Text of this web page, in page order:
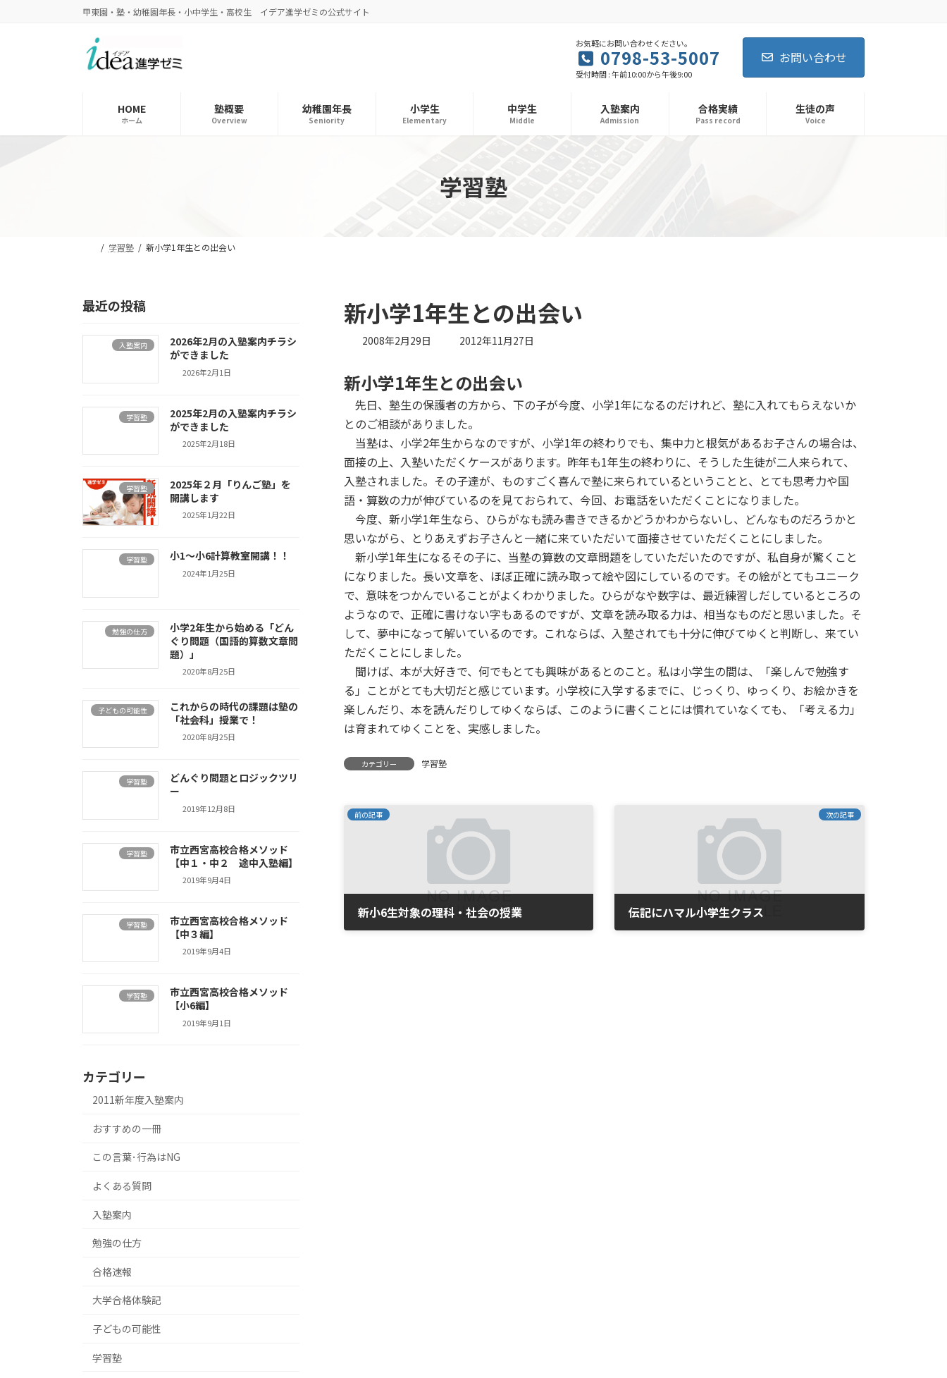
甲東園・塾・幼稚園年長・小中学生・高校生 イデア進学ゼミの公式サイト
お気軽にお問い合わせください。
0798-53-5007
受付時間 : 午前10:00から午後9:00
お問い合わせ
HOME
ホーム
塾概要
Overview
幼稚園年長
Seniority
小学生
Elementary
中学生
Middle
入塾案内
Admission
合格実績
Pass record
生徒の声
Voice
学習塾
学習塾 新小学1年生との出会い
新小学1年生との出会い
2008年2月29日
最
新
日
時
:
2012年11月27日
新小学1年生との出会い
先日、塾生の保護者の方から、下の子が今度、小学1年になるのだけれど、塾に入れてもらえないか
とのご相談がありました。
当塾は、小学2年生からなのですが、小学1年の終わりでも、集中力と根気があるお子さんの場合は、
面接の上、入塾いただくケースがあります。昨年も1年生の終わりに、そうした生徒が二人来られて、
入塾されました。その子達が、ものすごく喜んで塾に来られているということと、とても思考力や国
語・算数の力が伸びているのを見ておられて、今回、お電話をいただくことになりました。
今度、新小学1年生なら、ひらがなも読み書きできるかどうかわからないし、どんなものだろうかと
思いながら、とりあえずお子さんと一緒に来ていただいて面接させていただくことにしました。
新小学1年生になるその子に、当塾の算数の文章問題をしていただいたのですが、私自身が驚くこと
になりました。長い文章を、ほぼ正確に読み取って絵や図にしているのです。その絵がとてもユニーク
で、意味をつかんでいることがよくわかりました。ひらがなや数字は、最近練習しだしているところの
ようなので、正確に書けない字もあるのですが、文章を読み取る力は、相当なものだと思いました。そ
して、夢中になって解いているのです。これならば、入塾されても十分に伸びてゆくと判断し、来てい
ただくことにしました。
聞けば、本が大好きで、何でもとても興味があるとのこと。私は小学生の間は、「楽しんで勉強す
る」ことがとても大切だと感じています。小学校に入学するまでに、じっくり、ゆっくり、お絵かきを
楽しんだり、本を読んだりしてゆくならば、このように書くことには慣れていなくても、「考える力」
は育まれてゆくことを、実感しました。
カテゴリー 学習塾
前の記事
新小6生対象の理科・社会の授業
次の記事
伝記にハマル小学生クラス
最近の投稿
入塾案内
2026年2月の入塾案内チラシ
ができました
2026年2月1日
学習塾
2025年2月の入塾案内チラシ
ができました
2025年2月18日
学習塾
2025年２月「りんご塾」を
開講します
2025年1月22日
学習塾 小1～小6計算教室開講！！
2024年1月25日
勉強の仕方
小学2年生から始める「どん
ぐり問題（国語的算数文章問
題）」
2020年8月25日
子どもの可能性
これからの時代の課題は塾の
「社会科」授業で！
2020年8月25日
学習塾
どんぐり問題とロジックツリ
ー
2019年12月8日
学習塾
市立西宮高校合格メソッド
【中１・中２ 途中入塾編】
2019年9月4日
学習塾
市立西宮高校合格メソッド
【中３編】
2019年9月4日
学習塾
市立西宮高校合格メソッド
【小6編】
2019年9月1日
カテゴリー
2011新年度入塾案内
おすすめの一冊
この言葉･行為はNG
よくある質問
入塾案内
勉強の仕方
合格速報
大学合格体験記
子どもの可能性
学習塾